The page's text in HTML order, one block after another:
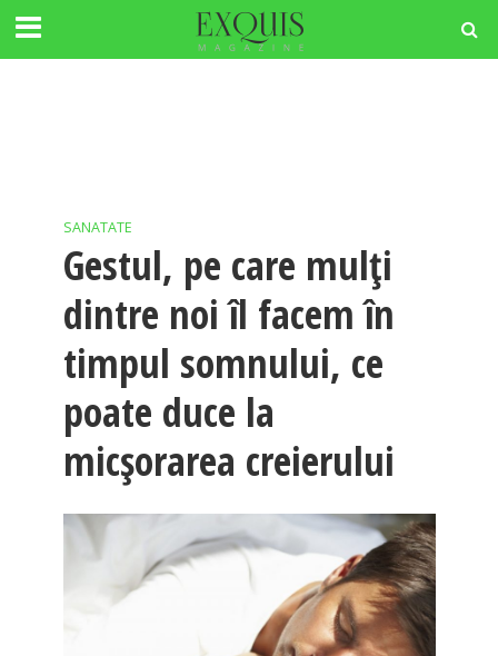
SANATATE
Gestul, pe care mulți
dintre noi îl facem în
timpul somnului, ce
poate duce la
micșorarea creierului